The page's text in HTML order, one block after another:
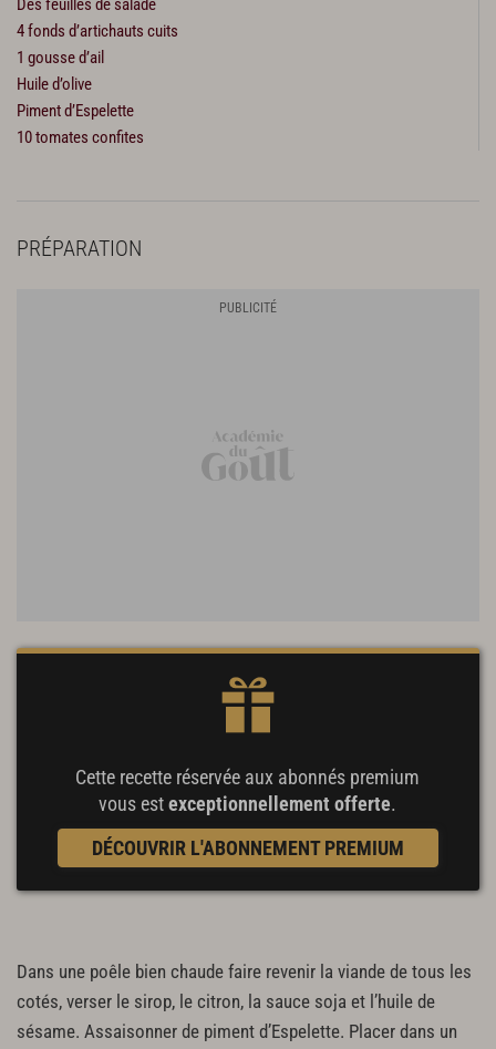
Des feuilles de salade
4 fonds d’artichauts cuits
1 gousse d’ail
Huile d’olive
Piment d’Espelette
10 tomates confites
PRÉPARATION
Cette recette réservée aux abonnés premium
vous estexceptionnellement offerte.
DÉCOUVRIR L'ABONNEMENT PREMIUM
Dans une poêle bien chaude faire revenir la viande de tous les
cotés, verser le sirop, le citron, la sauce soja et l’huile de
sésame. Assaisonner de piment d’Espelette. Placer dans un